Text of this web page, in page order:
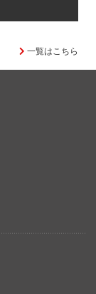
一覧はこちら